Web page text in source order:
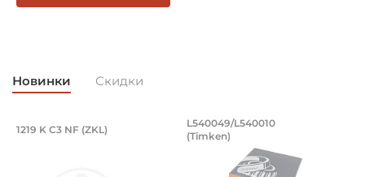
Новинки Скидки
Подшипник 95х170х32 мм, шариковый
Подшипник 95х170х32 мм, шариковый двухрядный,
1219 K C3 NF (ZKL) Подшипник
Подшипник
L540049/L540010
(Timken)